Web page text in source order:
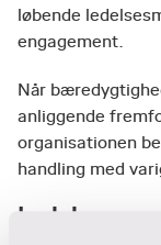
løbende
engagement.
Når
anliggende
organisationen
handling med
Ledelsens